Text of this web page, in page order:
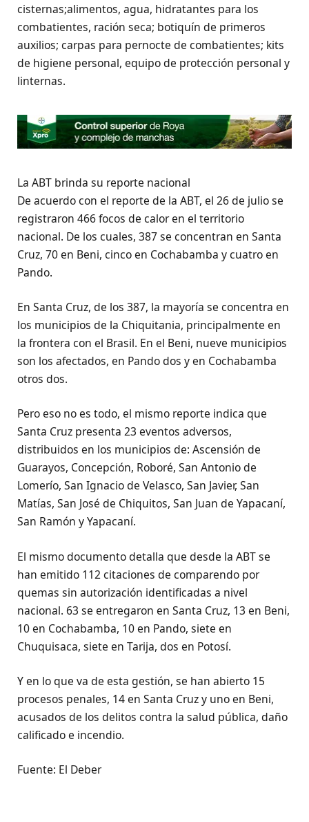
cisternas;alimentos, agua, hidratantes para los
combatientes, ración seca; botiquín de primeros
auxilios; carpas para pernocte de combatientes; kits
de higiene personal, equipo de protección personal y
linternas.
La ABT brinda su reporte nacional
De acuerdo con el reporte de la ABT, el 26 de julio se
registraron 466 focos de calor en el territorio
nacional. De los cuales, 387 se concentran en Santa
Cruz, 70 en Beni, cinco en Cochabamba y cuatro en
Pando.
En Santa Cruz, de los 387, la mayoría se concentra en
los municipios de la Chiquitania, principalmente en
la frontera con el Brasil. En el Beni, nueve municipios
son los afectados, en Pando dos y en Cochabamba
otros dos.
Pero eso no es todo, el mismo reporte indica que
Santa Cruz presenta 23 eventos adversos,
distribuidos en los municipios de: Ascensión de
Guarayos, Concepción, Roboré, San Antonio de
Lomerío, San Ignacio de Velasco, San Javier, San
Matías, San José de Chiquitos, San Juan de Yapacaní,
San Ramón y Yapacaní.
El mismo documento detalla que desde la ABT se
han emitido 112 citaciones de comparendo por
quemas sin autorización identificadas a nivel
nacional. 63 se entregaron en Santa Cruz, 13 en Beni,
10 en Cochabamba, 10 en Pando, siete en
Chuquisaca, siete en Tarija, dos en Potosí.
Y en lo que va de esta gestión, se han abierto 15
procesos penales, 14 en Santa Cruz y uno en Beni,
acusados de los delitos contra la salud pública, daño
calificado e incendio.
Fuente: El Deber